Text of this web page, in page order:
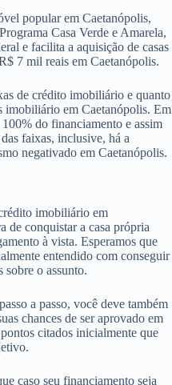
popular em Caetanópolis,
Casa Verde e Amarela,
e facilita a aquisição de casas
7 mil reais em Caetanópolis.
de crédito imobiliário e quanto
imobiliário em Caetanópolis. Em
do financiamento e assim
faixas, inclusive, há a
negativado em Caetanópolis.
imobiliário em
de conquistar a casa própria
à vista. Esperamos que
entendido com conseguir
o assunto.
a passo, você deve também
chances de ser aprovado em
citados inicialmente que
caso seu financiamento seja